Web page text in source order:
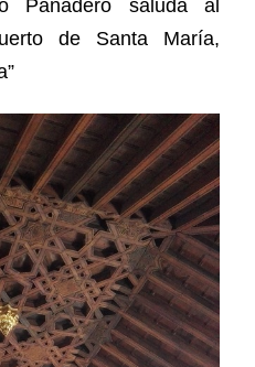
Panadero saluda al
de Santa María,